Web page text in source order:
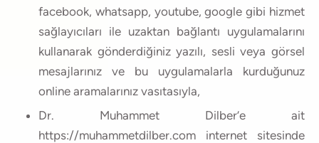
facebook, whatsapp, youtube, google gibi hizmet
sağlayıcıları ile uzaktan bağlantı uygulamalarını
kullanarak gönderdiğiniz yazılı, sesli veya görsel
mesajlarınız ve bu uygulamalarla kurduğunuz
online aramalarınız vasıtasıyla,
Dr. Muhammet Dilber’e ait
https://muhammetdilber.com internet sitesinde